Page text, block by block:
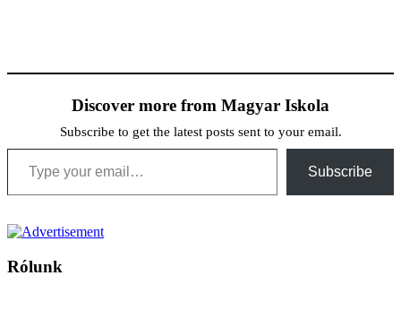
Discover more from Magyar Iskola
Subscribe to get the latest posts sent to your email.
Type your email…
Subscribe
Rólunk